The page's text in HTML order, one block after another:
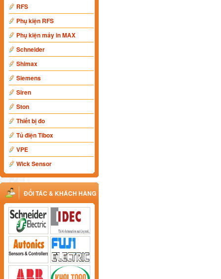
RFS
Phụ kiện RFS
Phụ kiện máy in MAX
Schneider
Shimax
Siemens
Siren
Ston
Thiết bị đo
Tủ điện Tibox
VPE
Wick Sensor
ĐỐI TÁC & KHÁCH HÀNG